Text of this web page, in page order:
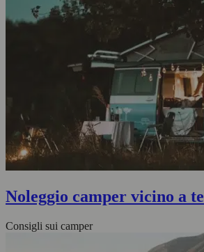
Noleggio camper vicino a te
Consigli sui camper